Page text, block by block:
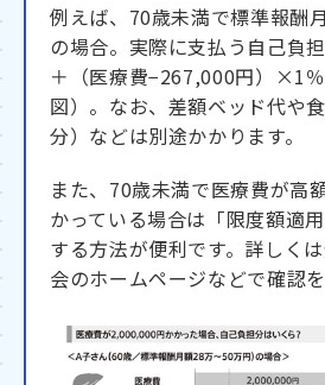
例えば、70歳未満で標準報酬
の場合。実際に支払う自己負
＋（医療費−267,000円）×1
図）。なお、差額ベッド代や
分）などは別途かかります。
また、70歳未満で医療費が高
かっている場合は「限度額適
する方法が便利です。詳しく
会のホームページなどで確認を